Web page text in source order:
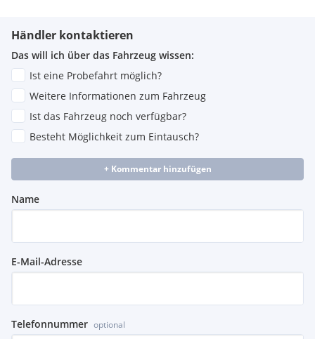
Händler kontaktieren
Das will ich über das Fahrzeug wissen:
Ist eine Probefahrt möglich?
Weitere Informationen zum Fahrzeug
Ist das Fahrzeug noch verfügbar?
Besteht Möglichkeit zum Eintausch?
+ Kommentar hinzufügen
Name
E-Mail-Adresse
Telefonnummer optional